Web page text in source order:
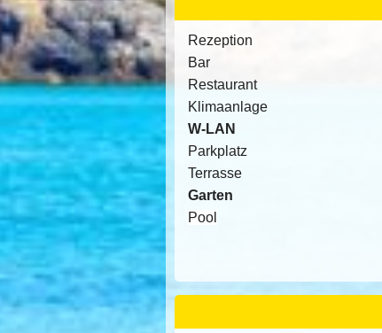
Rezeption
Bar
Restaurant
Klimaanlage
W-LAN
Parkplatz
Terrasse
Garten
Pool